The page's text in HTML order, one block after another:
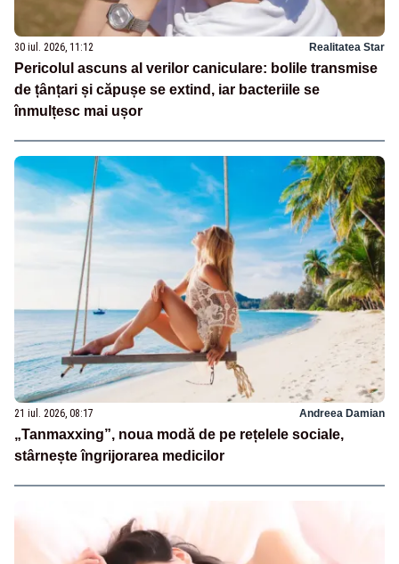
30 iul. 2026, 11:12 Realitatea Star
Pericolul ascuns al verilor caniculare: bolile transmise
de țânțari și căpușe se extind, iar bacteriile se
înmulțesc mai ușor
21 iul. 2026, 08:17 Andreea Damian
„Tanmaxxing”, noua modă de pe rețelele sociale,
stârnește îngrijorarea medicilor